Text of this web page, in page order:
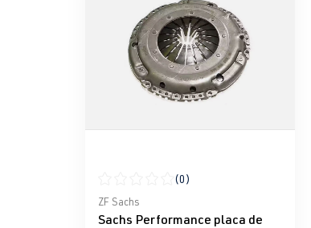
Calificación promedio de 0 de 5 estrellas
(0)
ZF Sachs
Sachs Performance placa de